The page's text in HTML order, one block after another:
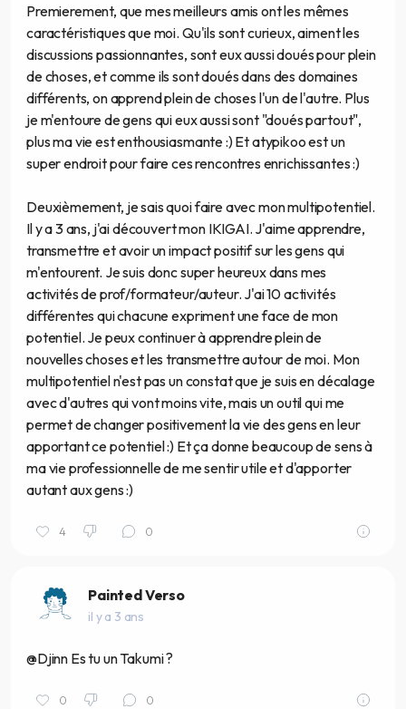
Premierement, que mes meilleurs amis ont les mêmes
caractéristiques que moi. Qu'ils sont curieux, aiment les
discussions passionnantes, sont eux aussi doués pour plein
de choses, et comme ils sont doués dans des domaines
différents, on apprend plein de choses l'un de l'autre. Plus
je m'entoure de gens qui eux aussi sont "doués partout",
plus ma vie est enthousiasmante :) Et atypikoo est un
super endroit pour faire ces rencontres enrichissantes :)
Deuxièmement, je sais quoi faire avec mon multipotentiel.
Il y a 3 ans, j'ai découvert mon IKIGAI. J'aime apprendre,
transmettre et avoir un impact positif sur les gens qui
m'entourent. Je suis donc super heureux dans mes
activités de prof/formateur/auteur. J'ai 10 activités
différentes qui chacune expriment une face de mon
potentiel. Je peux continuer à apprendre plein de
nouvelles choses et les transmettre autour de moi. Mon
multipotentiel n'est pas un constat que je suis en décalage
avec d'autres qui vont moins vite, mais un outil qui me
permet de changer positivement la vie des gens en leur
apportant ce potentiel :) Et ça donne beaucoup de sens à
ma vie professionnelle de me sentir utile et d'apporter
autant aux gens :)
4 0
Painted Verso
il y a 3 ans
@Djinn Es tu un Takumi ?
0 0